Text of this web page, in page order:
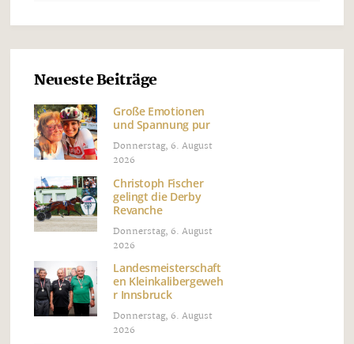
Neueste Beiträge
Große Emotionen
und Spannung pur
Donnerstag, 6. August
2026
Christoph Fischer
gelingt die Derby
Revanche
Donnerstag, 6. August
2026
Landesmeisterschaft
en Kleinkalibergeweh
r Innsbruck
Donnerstag, 6. August
2026